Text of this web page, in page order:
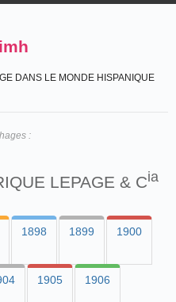
DANS LE MONDE HISPANIQUE
:
LEPAGE & Cia
1898 1899 1900
1905 1906